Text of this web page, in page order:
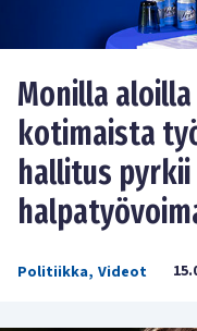
Monilla
kotimaista
hallitus
Politiikka, Videot